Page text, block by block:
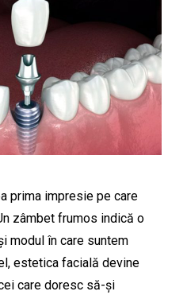
prima impresie pe care
zâmbet frumos indică o
modul în care suntem
estetica facială devine
care doresc să-și